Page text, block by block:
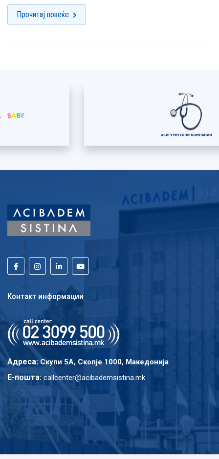
Прочитај повеќе
Контакт информации
Адреса: Скупи 5A, Скопје 1000, Македонија
E-пошта: callcenter@acibademsistina.mk